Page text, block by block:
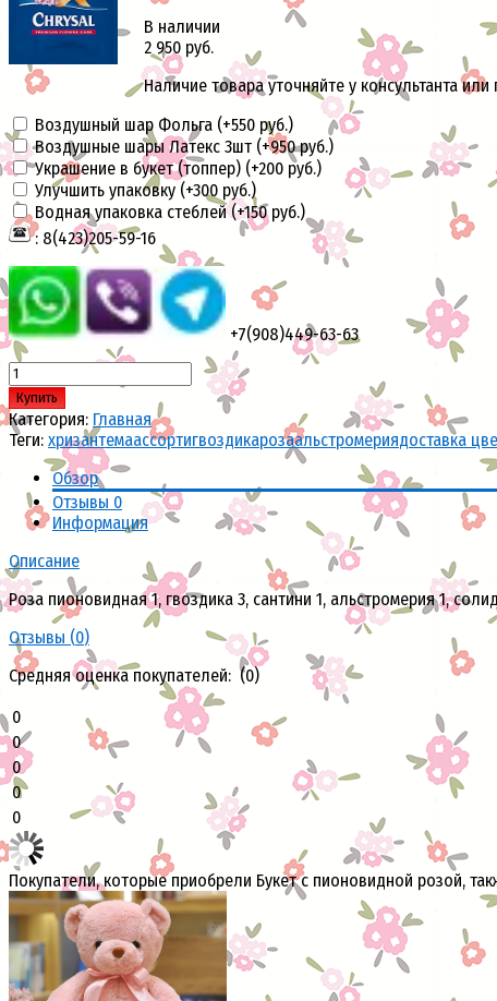
В наличии
2 950 руб.
Наличие товара уточняйте у консультанта
Воздушный шар Фольга (+550 руб.)
Воздушные шары Латекс 3шт (+950 руб.)
Украшение в букет (топпер) (+200 руб.)
Улучшить упаковку (+300 руб.)
Водная упаковка стеблей (+150 руб.)
: 8(423)205-59-16
+7(908)449-63-63
Купить
Категория: Главная
Теги: хризантемаассортигвоздикарозаальстромериядоставка
Обзор
Отзывы 0
Информация
Описание
Роза пионовидная 1, гвоздика 3, сантини 1, альстромерия 1,
Отзывы (0)
Средняя оценка покупателей: (0)
0
0
0
0
0
Покупатели, которые приобрели Букет с пионовидной розой,